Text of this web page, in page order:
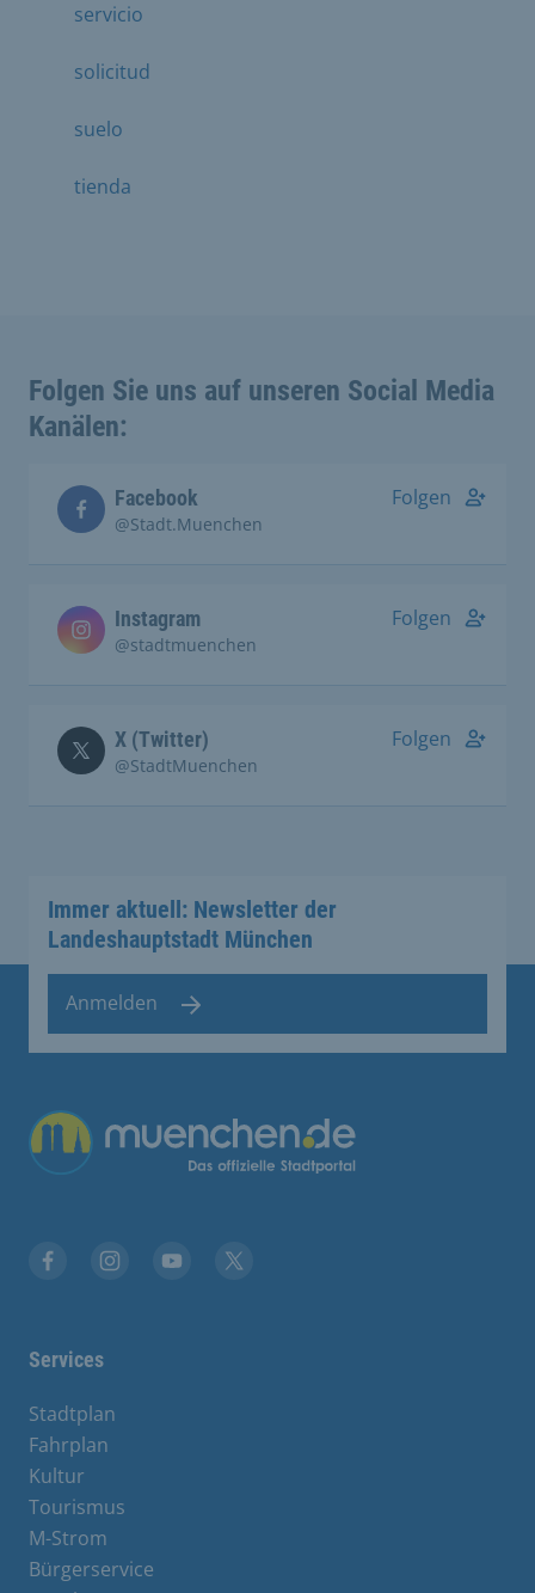
servicio
solicitud
suelo
tienda
Folgen Sie uns auf unseren Social Media
Kanälen:
Facebook
@Stadt.Muenchen
Folgen
Instagram
@stadtmuenchen
Folgen
X (Twitter)
@StadtMuenchen
Folgen
Immer aktuell: Newsletter der
Landeshauptstadt München
Anmelden
Übergreifende Links
Services
Stadtplan
Fahrplan
Kultur
Tourismus
M-Strom
Bürgerservice